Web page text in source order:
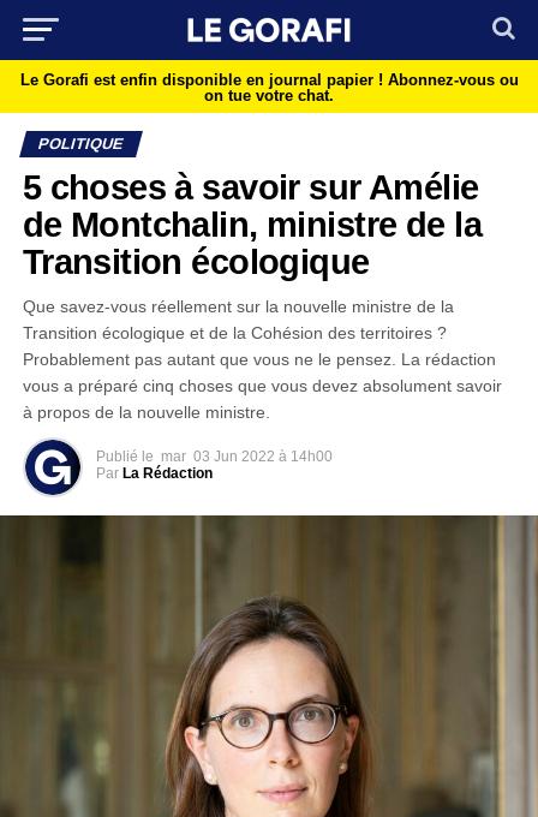
Le Gorafi est enfin disponible en journal papier ! Abonnez-vous ou
on tue votre chat.
POLITIQUE
5 choses à savoir sur Amélie
de Montchalin, ministre de la
Transition écologique
Que savez-vous réellement sur la nouvelle ministre de la
Transition écologique et de la Cohésion des territoires ?
Probablement pas autant que vous ne le pensez. La rédaction
vous a préparé cinq choses que vous devez absolument savoir
à propos de la nouvelle ministre.
Publié le mar 03 Jun 2022 à 14h00
Par La Rédaction